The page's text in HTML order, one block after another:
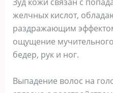
желчных кислот,
раздражающим
ощущение
бедер, рук и ног.
Выпадение волос на